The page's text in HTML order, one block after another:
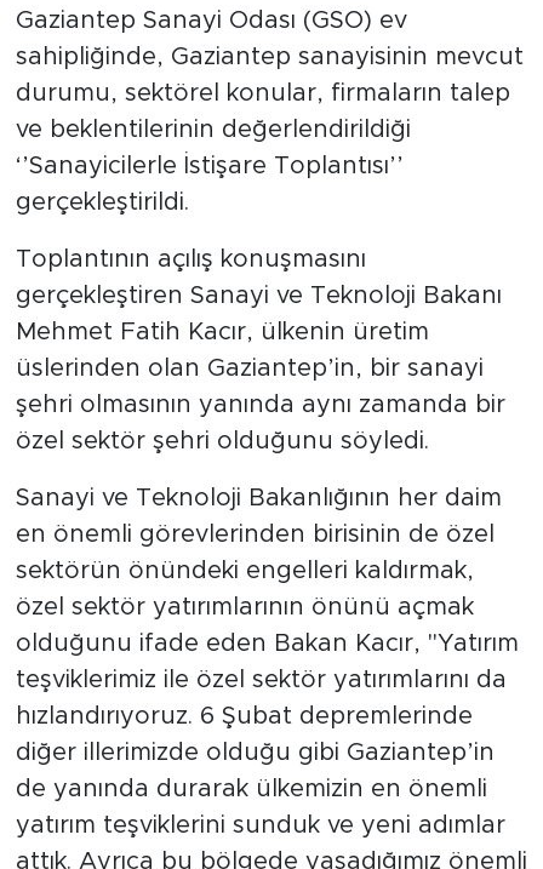
Gaziantep Sanayi Odası (GSO) ev
sahipliğinde, Gaziantep sanayisinin mevcut
durumu, sektörel konular, firmaların talep
ve beklentilerinin değerlendirildiği
‘’Sanayicilerle İstişare Toplantısı’’
gerçekleştirildi.
Toplantının açılış konuşmasını
gerçekleştiren Sanayi ve Teknoloji Bakanı
Mehmet Fatih Kacır, ülkenin üretim
üslerinden olan Gaziantep’in, bir sanayi
şehri olmasının yanında aynı zamanda bir
özel sektör şehri olduğunu söyledi.
Sanayi ve Teknoloji Bakanlığının her daim
en önemli görevlerinden birisinin de özel
sektörün önündeki engelleri kaldırmak,
özel sektör yatırımlarının önünü açmak
olduğunu ifade eden Bakan Kacır, "Yatırım
teşviklerimiz ile özel sektör yatırımlarını da
hızlandırıyoruz. 6 Şubat depremlerinde
diğer illerimizde olduğu gibi Gaziantep’in
de yanında durarak ülkemizin en önemli
yatırım teşviklerini sunduk ve yeni adımlar
attık. Ayrıca bu bölgede yaşadığımız önemli